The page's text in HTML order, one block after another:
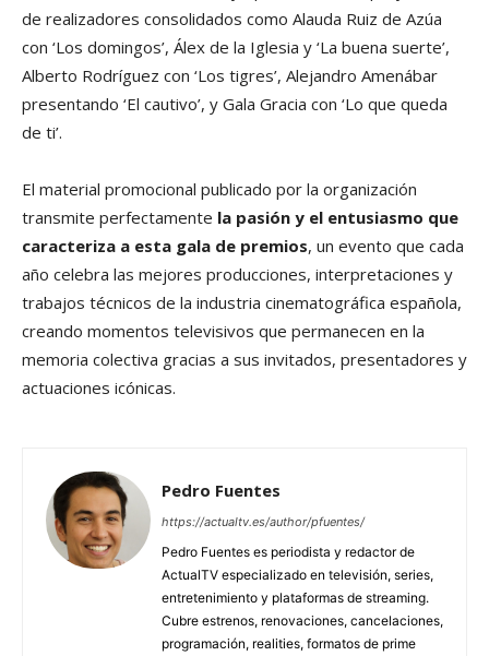
de realizadores consolidados como Alauda Ruiz de Azúa
con ‘Los domingos’, Álex de la Iglesia y ‘La buena suerte’,
Alberto Rodríguez con ‘Los tigres’, Alejandro Amenábar
presentando ‘El cautivo’, y Gala Gracia con ‘Lo que queda
de ti’.
El material promocional publicado por la organización
transmite perfectamente la pasión y el entusiasmo que
caracteriza a esta gala de premios, un evento que cada
año celebra las mejores producciones, interpretaciones y
trabajos técnicos de la industria cinematográfica española,
creando momentos televisivos que permanecen en la
memoria colectiva gracias a sus invitados, presentadores y
actuaciones icónicas.
Pedro Fuentes
https://actualtv.es/author/pfuentes/
Pedro Fuentes es periodista y redactor de
ActualTV especializado en televisión, series,
entretenimiento y plataformas de streaming.
Cubre estrenos, renovaciones, cancelaciones,
programación, realities, formatos de prime